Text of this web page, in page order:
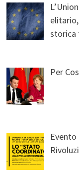
storica
Per
Evento